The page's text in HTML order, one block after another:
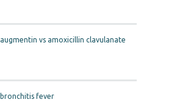
augmentin vs amoxicillin clavulanate
bronchitis fever